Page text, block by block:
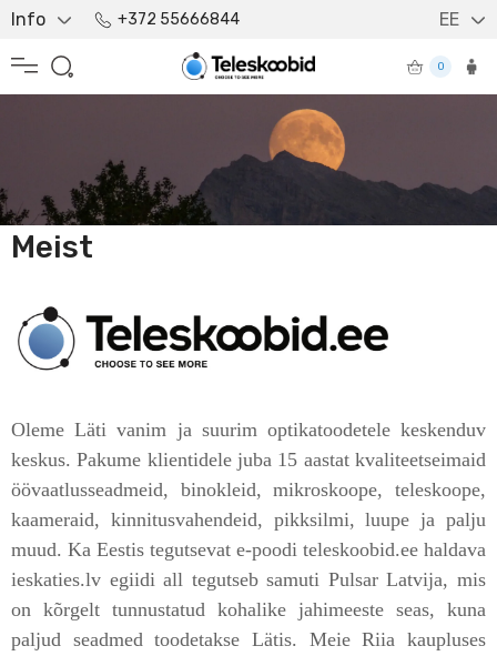
Info +372 55666844 EE
0
Meist
Oleme Läti vanim ja suurim optikatoodetele keskenduv
keskus. Pakume klientidele juba 15 aastat kvaliteetseimaid
öövaatlusseadmeid, binokleid, mikroskoope, teleskoope,
kaameraid, kinnitusvahendeid, pikksilmi, luupe ja palju
muud. Ka Eestis tegutsevat e-poodi teleskoobid.ee haldava
ieskaties.lv egiidi all tegutseb samuti Pulsar Latvija, mis
on kõrgelt tunnustatud kohalike jahimeeste seas, kuna
paljud seadmed toodetakse Lätis. Meie Riia kaupluses